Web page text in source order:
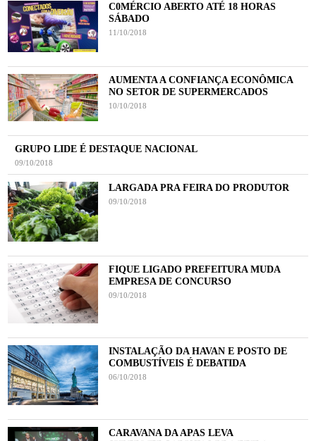
C0MÉRCIO ABERTO ATÉ 18 HORAS
SÁBADO
11/10/2018
AUMENTA A CONFIANÇA ECONÔMICA
NO SETOR DE SUPERMERCADOS
10/10/2018
GRUPO LIDE É DESTAQUE NACIONAL
09/10/2018
LARGADA PRA FEIRA DO PRODUTOR
09/10/2018
FIQUE LIGADO PREFEITURA MUDA
EMPRESA DE CONCURSO
09/10/2018
INSTALAÇÃO DA HAVAN E POSTO DE
COMBUSTÍVEIS É DEBATIDA
06/10/2018
CARAVANA DA APAS LEVA